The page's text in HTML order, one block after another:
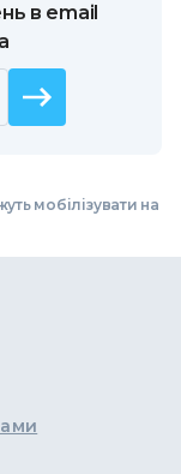
в email
мобілізувати на